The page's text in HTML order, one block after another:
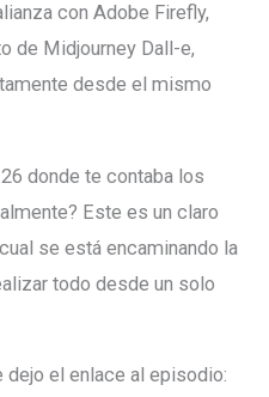
con Adobe Firefly,
de Midjourney Dall-e,
desde el mismo
donde te contaba los
Este es un claro
se está encaminando la
todo desde un solo
dejo el enlace al episodio: